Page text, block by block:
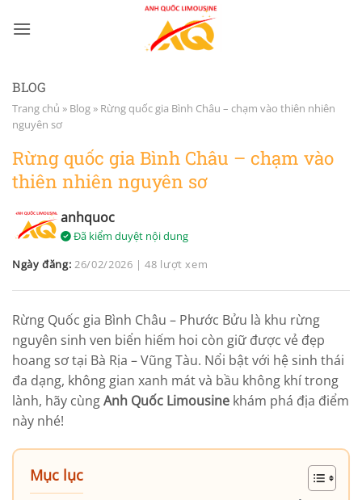
qua
BLOG
Trang chủ » Blog » Rừng quốc gia Bình Châu – chạm vào thiên nhiên
nguyên sơ
Rừng quốc gia Bình Châu – chạm vào
thiên nhiên nguyên sơ
anhquoc
Đã kiểm duyệt nội dung
Ngày đăng: 26/02/2026 | 48 lượt xem
Rừng Quốc gia Bình Châu – Phước Bửu là khu rừng
nguyên sinh ven biển hiếm hoi còn giữ được vẻ đẹp
hoang sơ tại Bà Rịa – Vũng Tàu. Nổi bật với hệ sinh thái
đa dạng, không gian xanh mát và bầu không khí trong
lành, hãy cùngAnh Quốc Limousine khám phá địa điểm
này nhé!
Mục lục